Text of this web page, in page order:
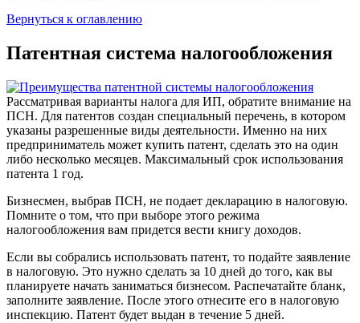
Вернуться к оглавлению
Патентная система налогообложения
Рассматривая варианты налога для ИП, обратите внимание на
ПСН. Для патентов создан специальный перечень, в котором
указаны разрешенные виды деятельности. Именно на них
предприниматель может купить патент, сделать это на один
либо несколько месяцев. Максимальный срок использования
патента 1 год.
Бизнесмен, выбрав ПСН, не подает декларацию в налоговую.
Помните о том, что при выборе этого режима
налогообложения вам придется вести книгу доходов.
Если вы собрались использовать патент, то подайте заявление
в налоговую. Это нужно сделать за 10 дней до того, как вы
планируете начать заниматься бизнесом. Распечатайте бланк,
заполните заявление. После этого отнесите его в налоговую
инспекцию. Патент будет выдан в течение 5 дней.